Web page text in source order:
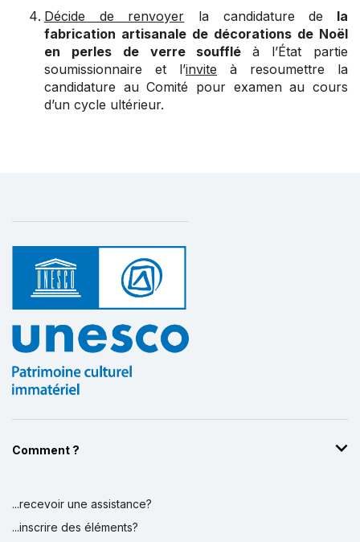
Décide de renvoyer la candidature de la
fabrication artisanale de décorations de Noël
en perles de verre souffléà l’État partie
soumissionnaire et l’invite à resoumettre la
candidature au Comité pour examen au cours
d’un cycle ultérieur.
Comment ?
...recevoir une assistance?
...inscrire des éléments?